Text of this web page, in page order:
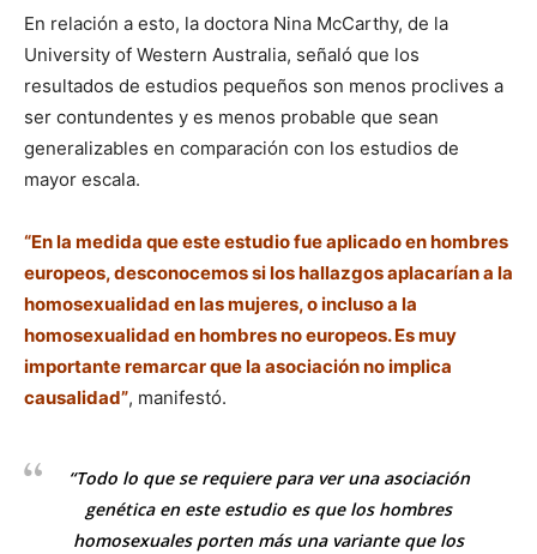
En relación a esto, la doctora Nina McCarthy, de la
University of Western Australia, señaló que los
resultados de estudios pequeños son menos proclives a
ser contundentes y es menos probable que sean
generalizables en comparación con los estudios de
mayor escala.
“En la medida que este estudio fue aplicado en hombres
europeos, desconocemos si los hallazgos aplacarían a la
homosexualidad en las mujeres, o incluso a la
homosexualidad en hombres no europeos. Es muy
importante remarcar que la asociación no implica
causalidad”, manifestó.
“Todo lo que se requiere para ver una asociación
genética en este estudio es que los hombres
homosexuales porten más una variante que los